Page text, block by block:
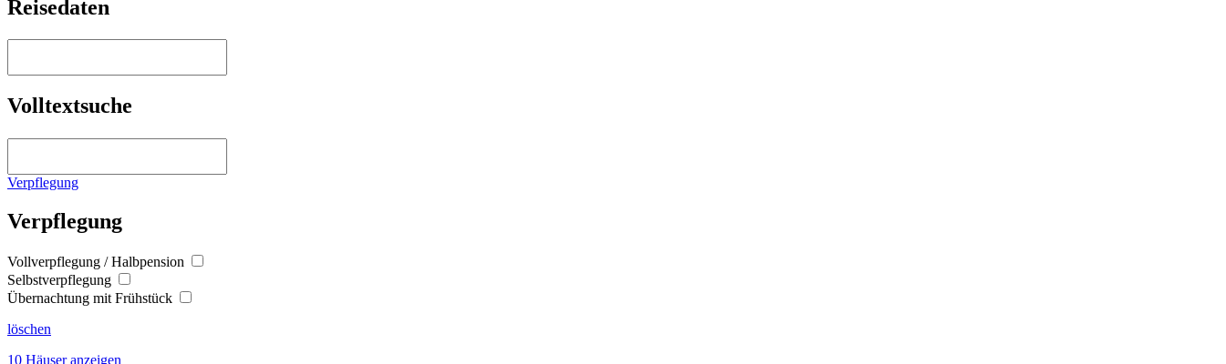
Reisedaten
Volltextsuche
Verpflegung
Verpflegung
Vollverpflegung / Halbpension
Selbstverpflegung
Übernachtung mit Frühstück
löschen
10 Häuser anzeigen